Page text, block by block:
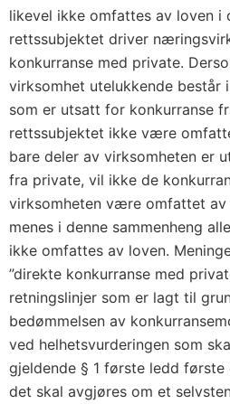
likevel ikke omfattes av loven i
rettssubjektet driver
konkurranse med private.
virksomhet utelukkende består
som er utsatt for konkurranse
rettssubjektet ikke være
bare deler av virksomheten er
fra private, vil ikke de
virksomheten være omfattet av
menes i denne sammenheng
ikke omfattes av loven.
”direkte konkurranse med
retningslinjer som er lagt til
bedømmelsen av
ved helhetsvurderingen som
gjeldende § 1 første ledd
det skal avgjøres om et